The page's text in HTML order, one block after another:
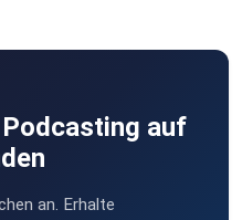
auf
an. Erhalte